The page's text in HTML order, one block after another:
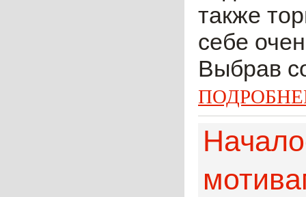
также
себе
Выбрав